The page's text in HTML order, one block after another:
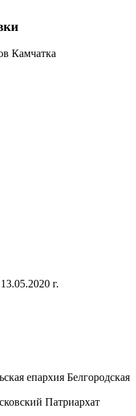
Камчатка
г.
епархия Белгородская
Патриархат